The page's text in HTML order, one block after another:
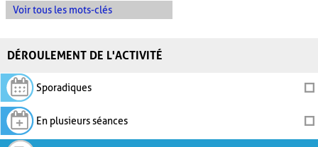
Voir tous les mots-clés
DÉROULEMENT DE L'ACTIVITÉ
Sporadiques
En plusieurs séances